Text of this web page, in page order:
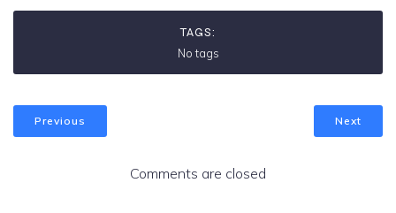
TAGS:
No tags
Previous Next
Comments are closed